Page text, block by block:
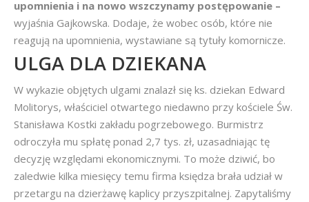
upomnienia i na nowo wszczynamy postępowanie –
wyjaśnia Gajkowska. Dodaje, że wobec osób, które nie
reagują na upomnienia, wystawiane są tytuły komornicze.
ULGA DLA DZIEKANA
W wykazie objętych ulgami znalazł się ks. dziekan Edward
Molitorys, właściciel otwartego niedawno przy kościele Św.
Stanisława Kostki zakładu pogrzebowego. Burmistrz
odroczyła mu spłatę ponad 2,7 tys. zł, uzasadniając tę
decyzję względami ekonomicznymi. To może dziwić, bo
zaledwie kilka miesięcy temu firma księdza brała udział w
przetargu na dzierżawę kaplicy przyszpitalnej. Zapytaliśmy